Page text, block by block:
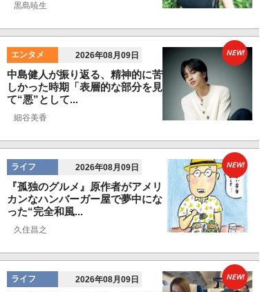
黒島暁生
エンタメ 2026年08月09日
中島健人が振り返る、精神的に苦
しかった時期「表層的な部分を見
て“悪”として...
細谷美香
NEW!
ライフ 2026年08月09日
『孤独のグルメ』原作者がアメリ
カンなハンバーガー屋で夢中にな
った“完全和風...
久住昌之
NEW!
ライフ 2026年08月09日 NEW!